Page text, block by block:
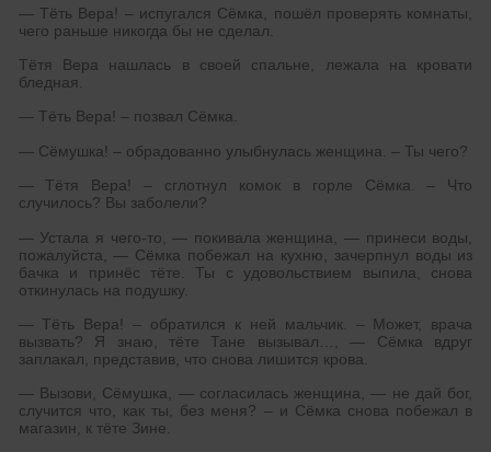
— Тёть Вера! – испугался Сёмка, пошёл проверять комнаты,
чего раньше никогда бы не сделал.
Тётя Вера нашлась в своей спальне, лежала на кровати
бледная.
— Тёть Вера! – позвал Сёмка.
— Сёмушка! – обрадованно улыбнулась женщина. – Ты чего?
— Тётя Вера! – сглотнул комок в горле Сёмка. – Что
случилось? Вы заболели?
— Устала я чего-то, — покивала женщина, — принеси воды,
пожалуйста, — Сёмка побежал на кухню, зачерпнул воды из
бачка и принёс тёте. Ты с удовольствием выпила, снова
откинулась на подушку.
— Тёть Вера! – обратился к ней мальчик. – Может, врача
вызвать? Я знаю, тёте Тане вызывал…, — Сёмка вдруг
заплакал, представив, что снова лишится крова.
— Вызови, Сёмушка, — согласилась женщина, — не дай бог,
случится что, как ты, без меня? – и Сёмка снова побежал в
магазин, к тёте Зине.